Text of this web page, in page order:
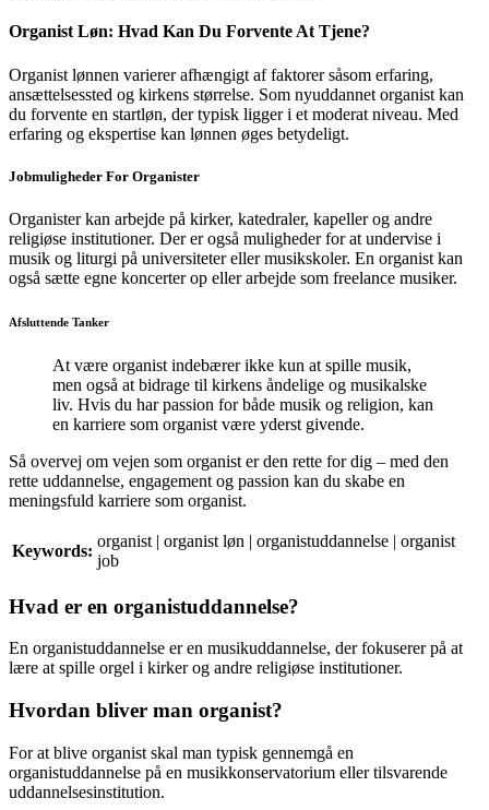
Organist Løn: Hvad Kan Du Forvente At Tjene?
Organist lønnen varierer afhængigt af faktorer såsom erfaring,
ansættelsessted og kirkens størrelse. Som nyuddannet organist kan
du forvente en startløn, der typisk ligger i et moderat niveau. Med
erfaring og ekspertise kan lønnen øges betydeligt.
Jobmuligheder For Organister
Organister kan arbejde på kirker, katedraler, kapeller og andre
religiøse institutioner. Der er også muligheder for at undervise i
musik og liturgi på universiteter eller musikskoler. En organist kan
også sætte egne koncerter op eller arbejde som freelance musiker.
Afsluttende Tanker
At være organist indebærer ikke kun at spille musik,
men også at bidrage til kirkens åndelige og musikalske
liv. Hvis du har passion for både musik og religion, kan
en karriere som organist være yderst givende.
Så overvej om vejen som organist er den rette for dig – med den
rette uddannelse, engagement og passion kan du skabe en
meningsfuld karriere som organist.
Keywords:
organist | organist løn | organistuddannelse | organist
job
Hvad er en organistuddannelse?
En organistuddannelse er en musikuddannelse, der fokuserer på at
lære at spille orgel i kirker og andre religiøse institutioner.
Hvordan bliver man organist?
For at blive organist skal man typisk gennemgå en
organistuddannelse på en musikkonservatorium eller tilsvarende
uddannelsesinstitution.